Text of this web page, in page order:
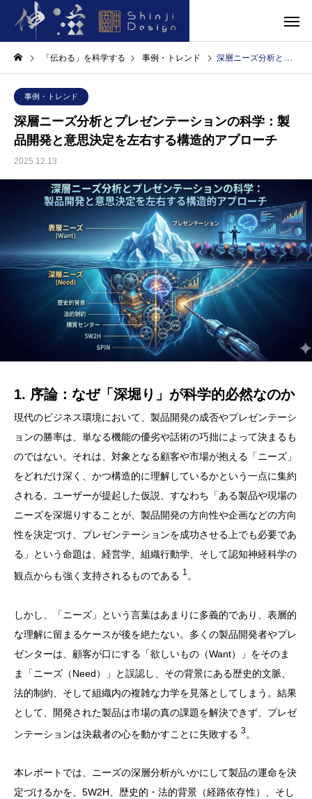
「伝わる」を科学する 事例・トレンド 深層ニーズ分析とプレゼンテーションの科学：製品開発と意思決定を左右する構造的アプローチ
事例・トレンド
深層ニーズ分析とプレゼンテーションの科学：製
品開発と意思決定を左右する構造的アプローチ
2025.12.13
1. 序論：なぜ「深堀り」が科学的必然なのか
現代のビジネス環境において、製品開発の成否やプレゼンテーシ
ョンの勝率は、単なる機能の優劣や話術の巧拙によって決まるも
のではない。それは、対象となる顧客や市場が抱える「ニーズ」
をどれだけ深く、かつ構造的に理解しているかという一点に集約
される。ユーザーが提起した仮説、すなわち「ある製品や現場の
ニーズを深堀りすることが、製品開発の方向性や企画などの方向
性を決定づけ、プレゼンテーションを成功させる上でも必要であ
る」という命題は、経営学、組織行動学、そして認知神経科学の
観点からも強く支持されるものである 1 。
しかし、「ニーズ」という言葉はあまりに多義的であり、表層的
な理解に留まるケースが後を絶たない。多くの製品開発者やプレ
ゼンターは、顧客が口にする「欲しいもの（Want）」をそのま
ま「ニーズ（Need）」と誤認し、その背景にある歴史的文脈、
法的制約、そして組織内の複雑な力学を見落としてしまう。結果
として、開発された製品は市場の真の課題を解決できず、プレゼ
ンテーションは決裁者の心を動かすことに失敗する 3。
本レポートでは、ニーズの深層分析がいかにして製品の運命を決
定づけるかを、5W2H、歴史的・法的背景（経路依存性）、そし